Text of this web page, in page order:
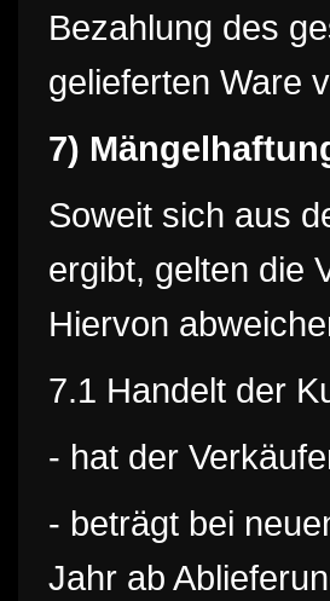
Bezahlung des
gelieferten Ware
7)
Soweit sich aus
ergibt, gelten die
Hiervon
7.1 Handelt der
- hat der
- beträgt bei
Jahr ab